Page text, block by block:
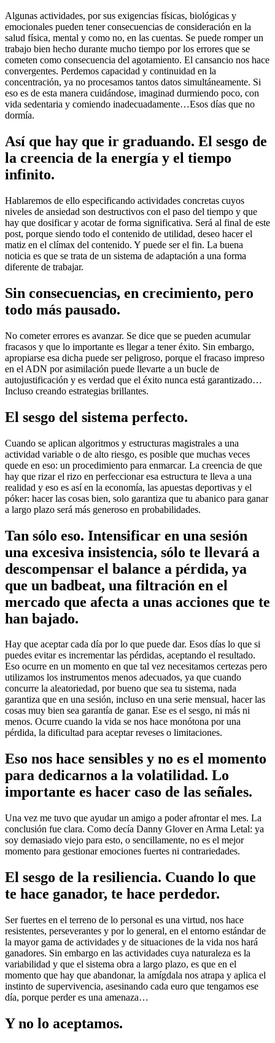
Algunas actividades, por sus exigencias físicas, biológicas y
emocionales pueden tener consecuencias de consideración en la
salud física, mental y como no, en las cuentas. Se puede romper un
trabajo bien hecho durante mucho tiempo por los errores que se
cometen como consecuencia del agotamiento. El cansancio nos hace
convergentes. Perdemos capacidad y continuidad en la
concentración, ya no procesamos tantos datos simultáneamente. Si
eso es de esta manera cuidándose, imaginad durmiendo poco, con
vida sedentaria y comiendo inadecuadamente…Esos días que no
dormía.
Así que hay que ir graduando. El sesgo de
la creencia de la energía y el tiempo
infinito.
Hablaremos de ello especificando actividades concretas cuyos
niveles de ansiedad son destructivos con el paso del tiempo y que
hay que dosificar y acotar de forma significativa. Será al final de este
post, porque siendo todo el contenido de utilidad, deseo hacer el
matiz en el clímax del contenido. Y puede ser el fin. La buena
noticia es que se trata de un sistema de adaptación a una forma
diferente de trabajar.
Sin consecuencias, en crecimiento, pero
todo más pausado.
No cometer errores es avanzar. Se dice que se pueden acumular
fracasos y que lo importante es llegar a tener éxito. Sin embargo,
apropiarse esa dicha puede ser peligroso, porque el fracaso impreso
en el ADN por asimilación puede llevarte a un bucle de
autojustificación y es verdad que el éxito nunca está garantizado…
Incluso creando estrategias brillantes.
El sesgo del sistema perfecto.
Cuando se aplican algoritmos y estructuras magistrales a una
actividad variable o de alto riesgo, es posible que muchas veces
quede en eso: un procedimiento para enmarcar. La creencia de que
hay que rizar el rizo en perfeccionar esa estructura te lleva a una
realidad y eso es así en la economía, las apuestas deportivas y el
póker: hacer las cosas bien, solo garantiza que tu abanico para ganar
a largo plazo será más generoso en probabilidades.
Tan sólo eso. Intensificar en una sesión
una excesiva insistencia, sólo te llevará a
descompensar el balance a pérdida, ya
que un badbeat, una filtración en el
mercado que afecta a unas acciones que te
han bajado.
Hay que aceptar cada día por lo que puede dar. Esos días lo que si
puedes evitar es incrementar las pérdidas, aceptando el resultado.
Eso ocurre en un momento en que tal vez necesitamos certezas pero
utilizamos los instrumentos menos adecuados, ya que cuando
concurre la aleatoriedad, por bueno que sea tu sistema, nada
garantiza que en una sesión, incluso en una serie mensual, hacer las
cosas muy bien sea garantía de ganar. Ese es el sesgo, ni más ni
menos. Ocurre cuando la vida se nos hace monótona por una
pérdida, la dificultad para aceptar reveses o limitaciones.
Eso nos hace sensibles y no es el momento
para dedicarnos a la volatilidad. Lo
importante es hacer caso de las señales.
Una vez me tuvo que ayudar un amigo a poder afrontar el mes. La
conclusión fue clara. Como decía Danny Glover en Arma Letal: ya
soy demasiado viejo para esto, o sencillamente, no es el mejor
momento para gestionar emociones fuertes ni contrariedades.
El sesgo de la resiliencia. Cuando lo que
te hace ganador, te hace perdedor.
Ser fuertes en el terreno de lo personal es una virtud, nos hace
resistentes, perseverantes y por lo general, en el entorno estándar de
la mayor gama de actividades y de situaciones de la vida nos hará
ganadores. Sin embargo en las actividades cuya naturaleza es la
variabilidad y que el sistema obra a largo plazo, es que en el
momento que hay que abandonar, la amígdala nos atrapa y aplica el
instinto de supervivencia, asesinando cada euro que tengamos ese
día, porque perder es una amenaza…
Y no lo aceptamos.